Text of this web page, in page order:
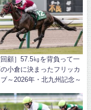
回顧］57.5㎏を背負って一
小倉に決まったフリッカ
～2026年・北九州記念～